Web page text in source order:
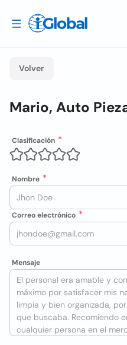
Volver
Mario, Auto
Clasificación
Nombre
Correo electrónico
Mensaje